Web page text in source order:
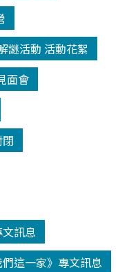
謎活動 活動花絮
面會
訊息
這一家》專文訊息